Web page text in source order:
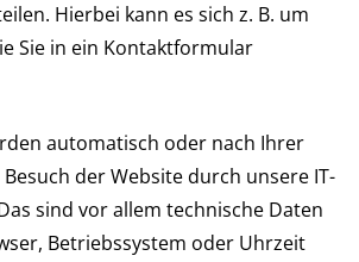
Hierbei kann es sich z. B. um
Sie in ein Kontaktformular
automatisch oder nach Ihrer
der Website durch unsere IT-
sind vor allem technische Daten
Betriebssystem oder Uhrzeit